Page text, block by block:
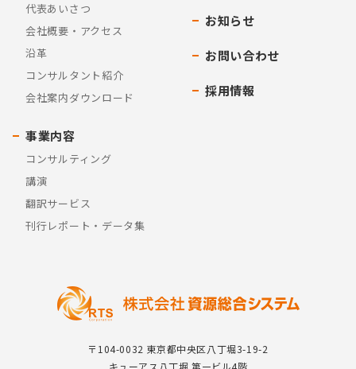
〒104-0032 東京都中央区八丁堀3-19-2
代表あいさつ
会社概要・アクセス
沿革
コンサルタント紹介
会社案内ダウンロード
事業内容
コンサルティング
講演
翻訳サービス
刊行レポート・データ集
お知らせ
お問い合わせ
採用情報